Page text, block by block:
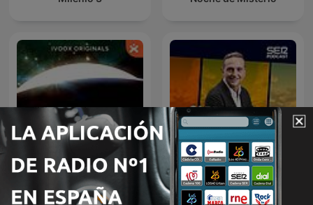
Cuarto Milenio Si amanece nos vamos